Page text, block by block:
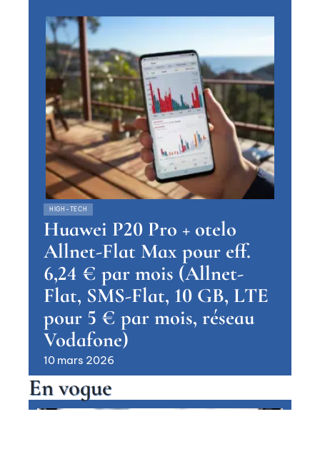
HIGH-TECH
Huawei P20 Pro + otelo
Allnet-Flat Max pour eff.
6,24 € par mois (Allnet-
Flat, SMS-Flat, 10 GB, LTE
pour 5 € par mois, réseau
Vodafone)
10 mars 2026
En vogue